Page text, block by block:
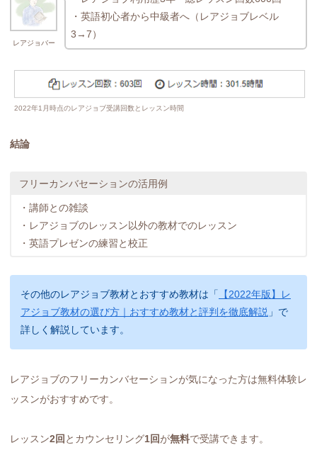
レアジョバー
・英語初心者から中級者へ（レアジョブレベル
3→7）
2022年1月時点のレアジョブ受講回数とレッスン時間
結論
フリーカンバセーションの活用例
・講師との雑談
・レアジョブのレッスン以外の教材でのレッスン
・英語プレゼンの練習と校正
その他のレアジョブ教材とおすすめ教材は「
【2022年版】レ
アジョブ教材の選び方｜おすすめ教材と評判を徹底解説 」で
詳しく解説しています。
レアジョブのフリーカンバセーションが気になった方は無料体験レ
ッスンがおすすめです。
レッスン2回 とカウンセリング1回が無料で受講できます。